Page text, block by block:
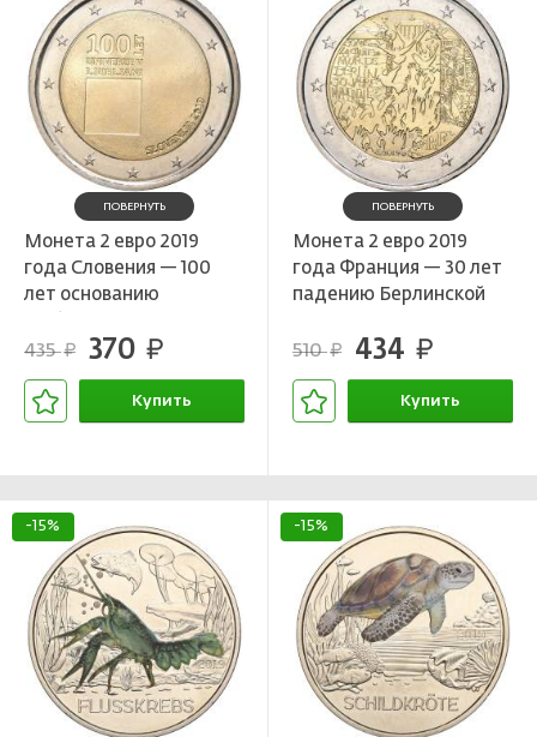
ПОВЕРНУТЬ
Монета 2 евро 2019
года Словения — 100
лет основанию
университета
435руб. 370 руб.
Купить
ПОВЕРНУТЬ
Монета 2 евро 2019
года Франция — 30 лет
падению Берлинской
510руб. 434 руб.
Купить
-15% -15%